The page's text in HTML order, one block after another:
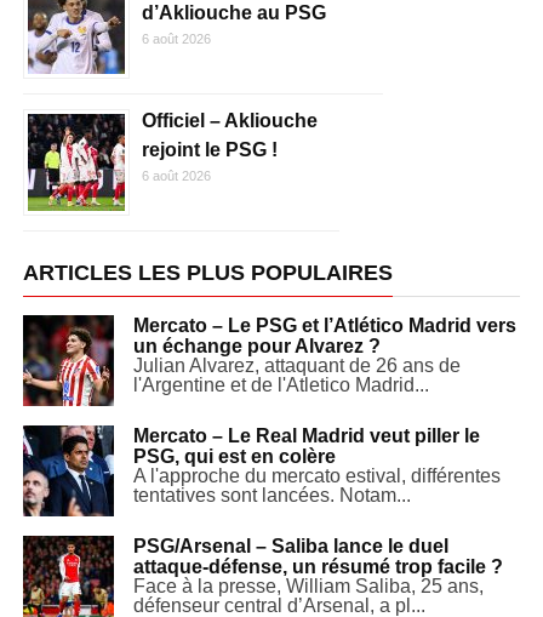
d’Akliouche au PSG
6 août 2026
Officiel – Akliouche
rejoint le PSG !
6 août 2026
ARTICLES LES PLUS POPULAIRES
Mercato – Le PSG et l’Atlético Madrid vers
un échange pour Alvarez ?
Julian Alvarez, attaquant de 26 ans de
l'Argentine et de l'Atletico Madrid...
Mercato – Le Real Madrid veut piller le
PSG, qui est en colère
A l'approche du mercato estival, différentes
tentatives sont lancées. Notam...
PSG/Arsenal – Saliba lance le duel
attaque-défense, un résumé trop facile ?
Face à la presse, William Saliba, 25 ans,
défenseur central d’Arsenal, a pl...